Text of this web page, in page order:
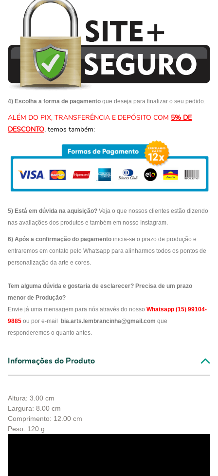
4) Escolha a forma de pagamento que deseja para finalizar o seu pedido.
ALÉM DO PIX, TRANSFERÊNCIA E DEPÓSITO COM 5% DE
DESCONTO, temos também:
5) Está em dúvida na aquisição? Veja o que nossos clientes estão dizendo
nas avaliações dos produtos e também em nosso Instagram.
6) Após a confirmação do pagamento inicia-se o prazo de produção e
entraremos em contato pelo Whatsapp para alinharmos todos os pontos de
personalização da arte e cores.
Tem alguma dúvida e gostaria de esclarecer? Precisa de um prazo
menor de Produção?
Envie já uma mensagem para nós através do nosso Whatsapp (15) 99104-
9885 ou por e-mail bia.arts.lembrancinha@gmail.com que
responderemos o quanto antes.
Informações do Produto
Altura: 3.00 cm
Largura: 8.00 cm
Comprimento: 12.00 cm
Peso: 120 g